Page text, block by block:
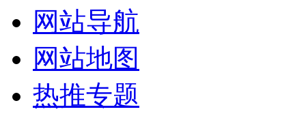
网站导航
网站地图
热推专题